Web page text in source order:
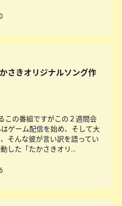
さきオリジナルソング作
この番組ですがこの２週間会
ゲーム配信を始め、そして大
そんな彼が言い訳を語ってい
した「たかさきオリ...